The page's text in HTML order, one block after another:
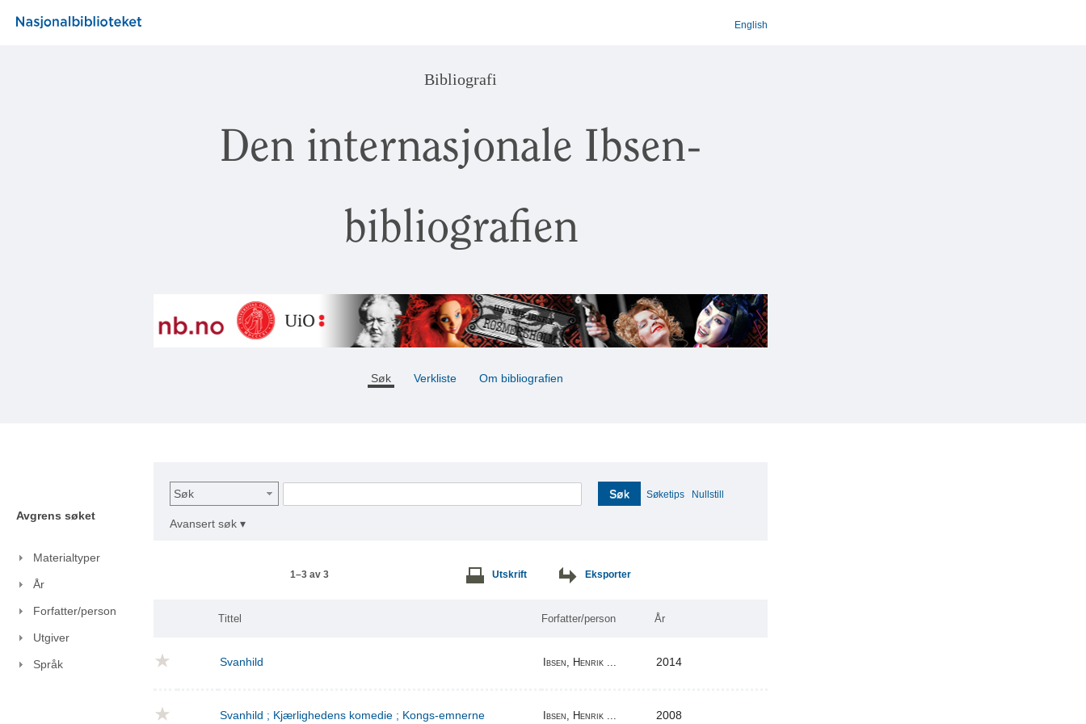
English
Bibliografi
Den internasjonale Ibsen-
bibliografien
Søk Verkliste Om bibliografien
Avgrens søket
Materialtyper
År
Forfatter/person
Utgiver
Språk
Søk Søk Søketips Nullstill
Avansert søk ▾
1–3 av 3 Utskrift Eksporter
Tittel Forfatter/person År
Svanhild Ibsen, Henrik ... 2014
Svanhild ; Kjærlighedens komedie ; Kongs-emnerne Ibsen, Henrik ... 2008